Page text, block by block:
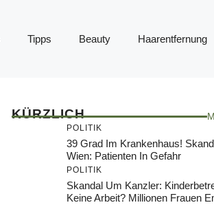
Tipps Beauty Haarentfernung
KÜRZLICH
POLITIK
39 Grad Im Krankenhaus!
Wien: Patienten In Gefahr
POLITIK
Skandal Um Kanzler:
Keine Arbeit? Millionen Frauen